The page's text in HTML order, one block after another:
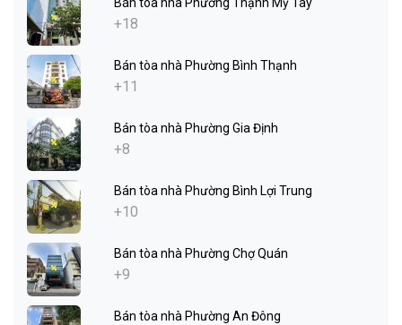
+18
Bán tòa nhà Phường Bình Thạnh
+11
Bán tòa nhà Phường Gia Định
+8
Bán tòa nhà Phường Bình Lợi Trung
+10
Bán tòa nhà Phường Chợ Quán
+9
Bán tòa nhà Phường An Đông